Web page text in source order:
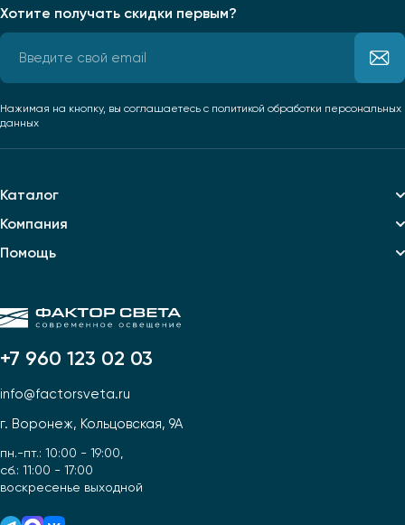
+7 960 123 02 03
info@factorsveta.ru
г. Воронеж, Кольцовская, 9А
пн.-пт.: 10:00 - 19:00,
сб.: 11:00 - 17:00
воскресенье выходной
Каталог
Компания
Помощь
Хотите получать скидки первым?
Нажимая на кнопку, вы соглашаетесь с политикой обработки персональных
данных